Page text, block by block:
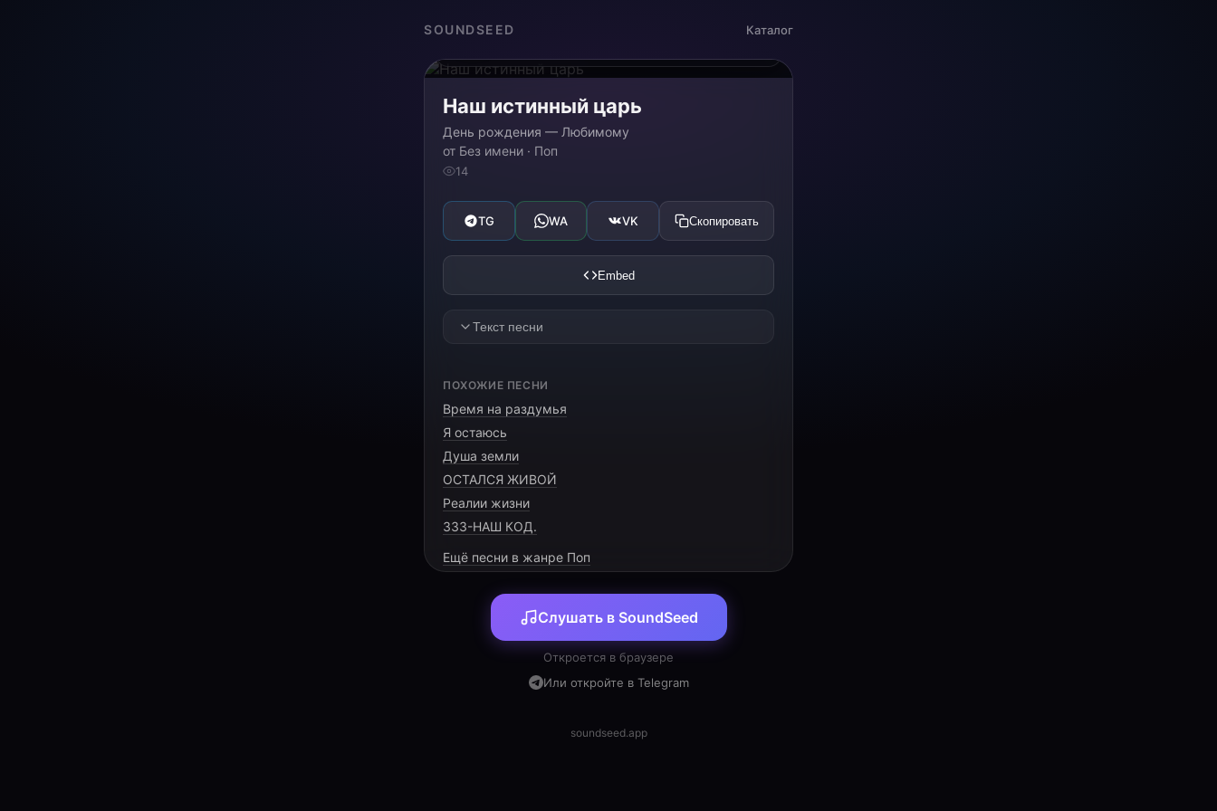
SOUNDSEED Каталог
Наш истинный царь
День рождения — Любимому
от Без имени · Поп
14
TG WA VK Скопировать
Embed
Текст песни
В доме ты — истинно царь,
Каждый день как подарок берёшь.
В бассейне бьёшь рекорды, как встарь,
[PRE-CHORUS]
Пусть мечты станут явью скорей:
Квартира, машина и взлёт.
Среди тысяч открытых дверей
ПОХОЖИЕ ПЕСНИ
Время на раздумья
Я остаюсь
Душа земли
ОСТАЛСЯ ЖИВОЙ
Реалии жизни
333-НАШ КОД.
Ещё песни в жанре Поп
Слушать в SoundSeed
Откроется в браузере
Или откройте в Telegram
soundseed.app